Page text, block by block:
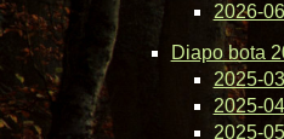
2026-
Diapo bota
2025-
2025-
2025-